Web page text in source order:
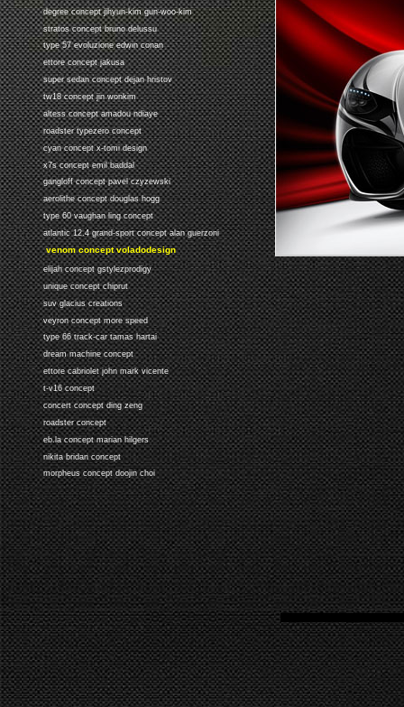
degree concept jihyun-kim gun-woo-kim
stratos concept bruno delussu
type 57 evoluzione edwin conan
ettore concept jakusa
super sedan concept dejan hristov
tw18 concept jin wonkim
altess concept amadou ndiaye
roadster typezero concept
cyan concept x-tomi design
x7s concept emil baddal
gangloff concept pavel czyzewski
aerolithe concept douglas hogg
type 60 vaughan ling concept
atlantic 12.4 grand-sport concept alan guerzoni
venom concept voladodesign
elijah concept gstylezprodigy
unique concept chiprut
suv glacius creations
veyron concept more speed
type 66 track-car tamas hartai
dream machine concept
ettore cabriolet john mark vicente
t-v16 concept
concert concept ding zeng
roadster concept
eb.la concept marian hilgers
nikita bridan concept
morpheus concept doojin choi